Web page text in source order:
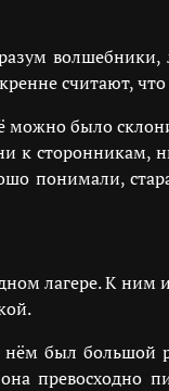
волшебники,
считают, что
было
к сторонникам,
понимали,
лагере. К
был большой
превосходно